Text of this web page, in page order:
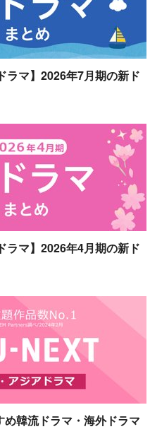
ラマ】2026年7月期の新ド
ラマ】2026年4月期の新ド
め韓流ドラマ・海外ドラマ